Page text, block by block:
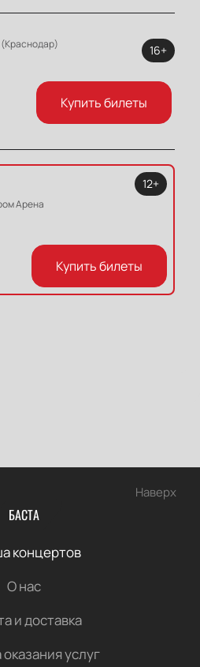
16+
Купить билеты
Арена
12+
Купить билеты
Наверх
БАСТА
концертов
О нас
и доставка
услуг